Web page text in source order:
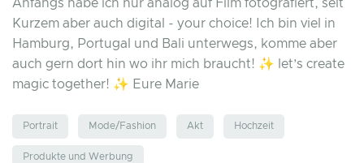
Anfangs habe ich nur analog auf Film fotografiert, seit
Kurzem aber auch digital - your choice! Ich bin viel in
Hamburg, Portugal und Bali unterwegs, komme aber
auch gern dort hin wo ihr mich braucht! ✨ let’s create
magic together! ✨ Eure Marie
Portrait Mode/Fashion Akt Hochzeit
Produkte und Werbung